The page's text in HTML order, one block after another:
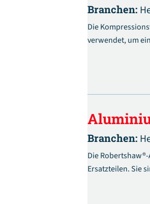
Branchen:
Die
verwendet, um
Branchen:
Die
Ersatzteilen. Sie